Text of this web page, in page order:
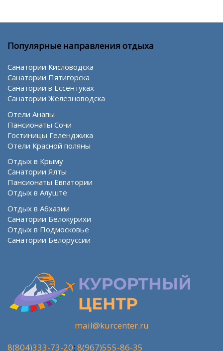
Популярные направления отдыха
Санатории Кисловодска
Санатории Пятигорска
Санатории в Ессентуках
Санатории Железноводска
Отели Анапы
Пансионаты Сочи
Гостиницы Геленджика
Отели Красной поляны
Отдых в Крыму
Санатории Ялты
Пансионаты Евпатории
Отдых в Алуште
Отдых в Абхазии
Санатории Белокурихи
Отдых в Подмосковье
Санатории Белоруссии
mail@kurcenter.ru
8(804)333-73-20; 8(967)555-86-35